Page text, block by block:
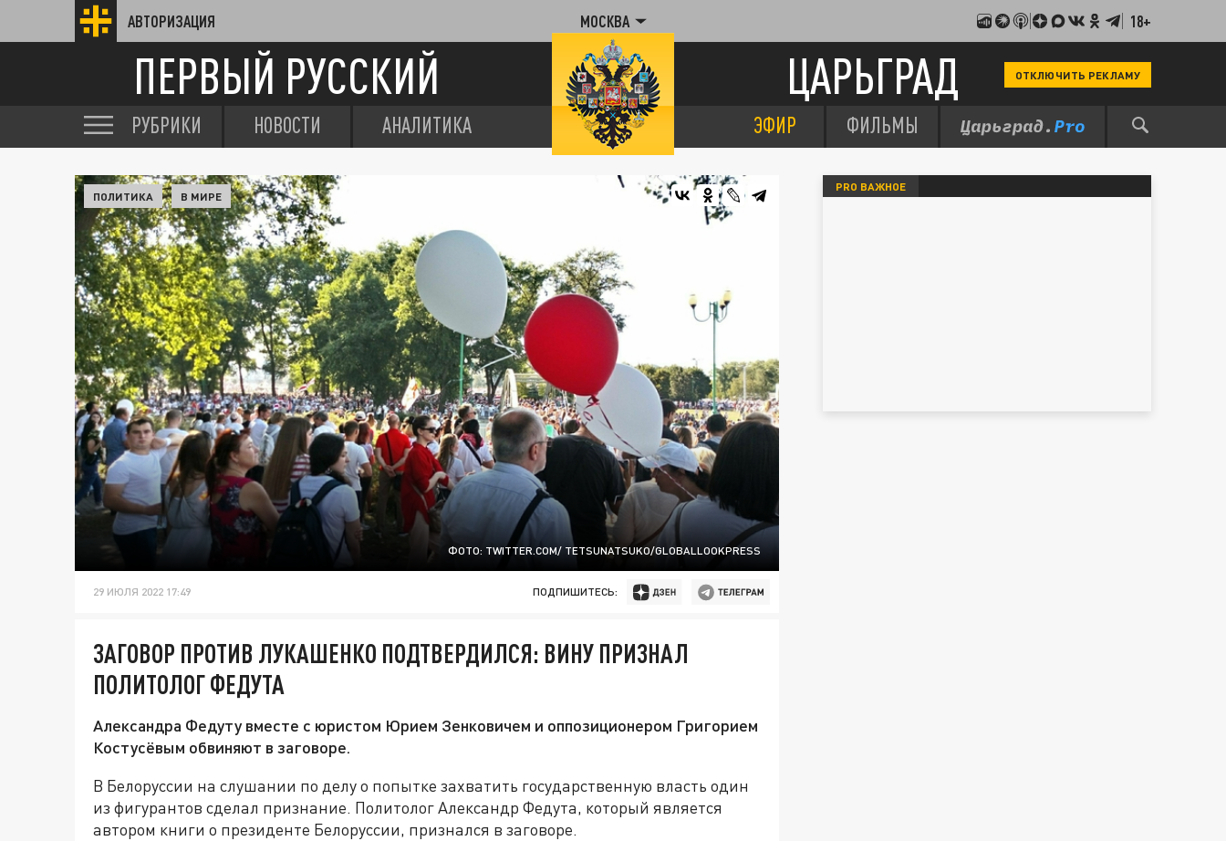
АВТОРИЗАЦИЯ МОСКВА 18+
ПЕРВЫЙ РУССКИЙ ЦАРЬГРАД ОТКЛЮЧИТЬ РЕКЛАМУ
РУБРИКИ НОВОСТИ АНАЛИТИКА ЭФИР ФИЛЬМЫ
ФОТО: TWITTER.COM/ TETSUNATSUKO/GLOBALLOOKPRESS
ПОЛИТИКА В МИРЕ
29 ИЮЛЯ 2022 17:49 ПОДПИШИТЕСЬ:
ЗАГОВОР ПРОТИВ ЛУКАШЕНКО ПОДТВЕРДИЛСЯ: ВИНУ ПРИЗНАЛ
ПОЛИТОЛОГ ФЕДУТА
Александра Федуту вместе с юристом Юрием Зенковичем и оппозиционером Григорием
Костусёвым обвиняют в заговоре.
В Белоруссии на слушании по делу о попытке захватить государственную власть один
из фигурантов сделал признание. Политолог Александр Федута, который является
автором книги о президенте Белоруссии, признался в заговоре.
PRO ВАЖНОЕ